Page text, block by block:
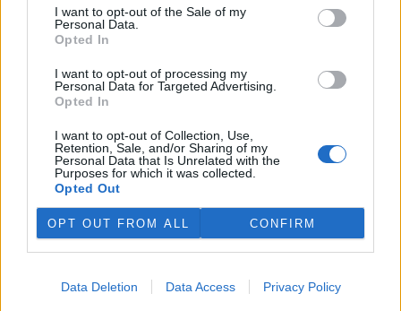
I want to opt-out of the Sale of my
Personal Data.
Opted In
I want to opt-out of processing my
Personal Data for Targeted Advertising.
Opted In
I want to opt-out of Collection, Use,
Retention, Sale, and/or Sharing of my
Personal Data that Is Unrelated with the
Purposes for which it was collected.
Opted Out
OPT OUT FROM ALL CONFIRM
Data Deletion Data Access Privacy Policy
Rybářství Litomyšl kvůli suchu muselo slovit několik
rybníků Aktualizováno
28.7.2026 10:40 (
Rybářství Litomyšl muselo
kvůli dlouhodobému suchu a
slovit pět rybníků. U dalších
vodních ploch hrozí, že při
pokračujícím poklesu hladiny bude nutné rovněž přistoupit k
výlovu. Letos je většina rybníků bez běžného přítoku vody, což
situaci zhoršuje. ČTK to řekl ředitel Rybářství Litomyšl Michal
Brychta.
Spojených států a Kanady